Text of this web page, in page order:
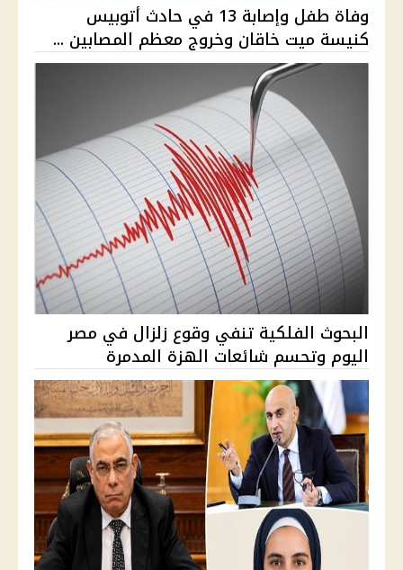
وفاة طفل وإصابة 13 في حادث أتوبيس
كنيسة ميت خاقان وخروج معظم المصابين ...
البحوث الفلكية تنفي وقوع زلزال في مصر
اليوم وتحسم شائعات الهزة المدمرة